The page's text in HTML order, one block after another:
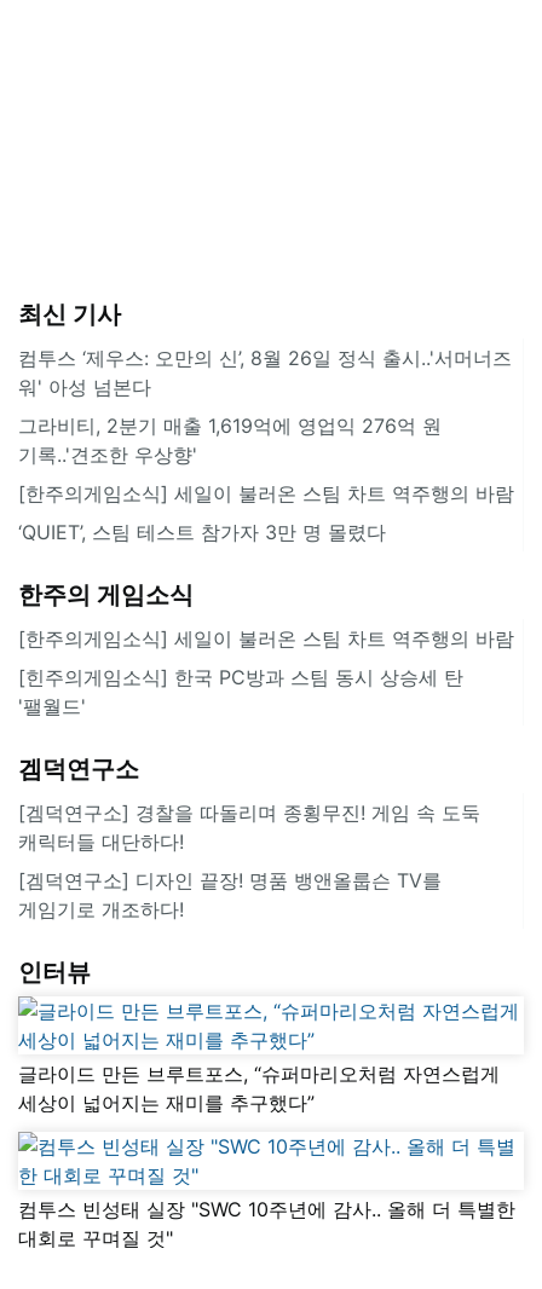
최신 기사
컴투스 ‘제우스: 오만의 신’, 8월 26일 정식 출시..'서머너즈
워' 아성 넘본다
그라비티, 2분기 매출 1,619억에 영업익 276억 원
기록..'견조한 우상향'
[한주의게임소식] 세일이 불러온 스팀 차트 역주행의 바람
‘QUIET’, 스팀 테스트 참가자 3만 명 몰렸다
한주의 게임소식
[한주의게임소식] 세일이 불러온 스팀 차트 역주행의 바람
[힌주의게임소식] 한국 PC방과 스팀 동시 상승세 탄
'팰월드'
겜덕연구소
[겜덕연구소] 경찰을 따돌리며 종횡무진! 게임 속 도둑
캐릭터들 대단하다!
[겜덕연구소] 디자인 끝장! 명품 뱅앤올룹슨 TV를
게임기로 개조하다!
인터뷰
글라이드 만든 브루트포스, “슈퍼마리오처럼 자연스럽게
세상이 넓어지는 재미를 추구했다”
컴투스 빈성태 실장 "SWC 10주년에 감사.. 올해 더 특별한
대회로 꾸며질 것"